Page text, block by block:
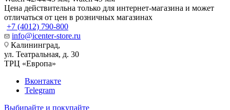
Цена действительна только для интернет-магазина и может
отличаться от цен в розничных магазинах
+7 (4012) 790-800
info@icenter-store.ru
Калининград,
ул. Театральная, д. 30
ТРЦ «Европа»
Вконтакте
Telegram
Выбирайте и покупайте